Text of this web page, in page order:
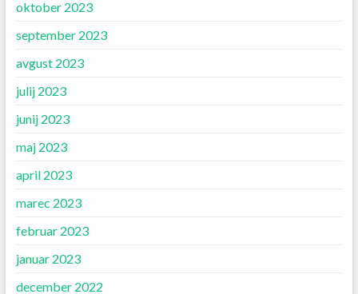
oktober 2023
september 2023
avgust 2023
julij 2023
junij 2023
maj 2023
april 2023
marec 2023
februar 2023
januar 2023
december 2022